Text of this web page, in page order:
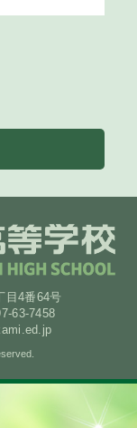
目4番64号
63-7458